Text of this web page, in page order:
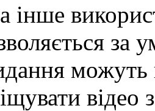
інше
можуть
відео